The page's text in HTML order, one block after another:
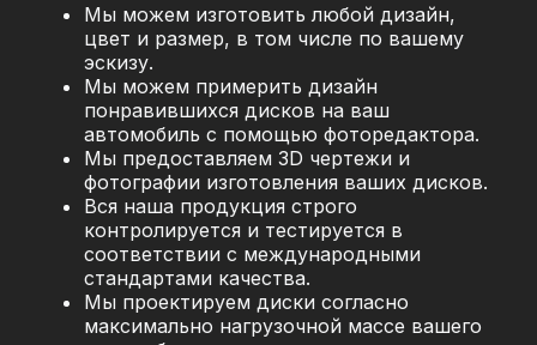
Мы можем изготовить любой дизайн,
цвет и размер, в том числе по вашему
эскизу.
Мы можем примерить дизайн
понравившихся дисков на ваш
автомобиль с помощью фоторедактора.
Мы предоставляем 3D чертежи и
фотографии изготовления ваших дисков.
Вся наша продукция строго
контролируется и тестируется в
соответствии с международными
стандартами качества.
Мы проектируем диски согласно
максимально нагрузочной массе вашего